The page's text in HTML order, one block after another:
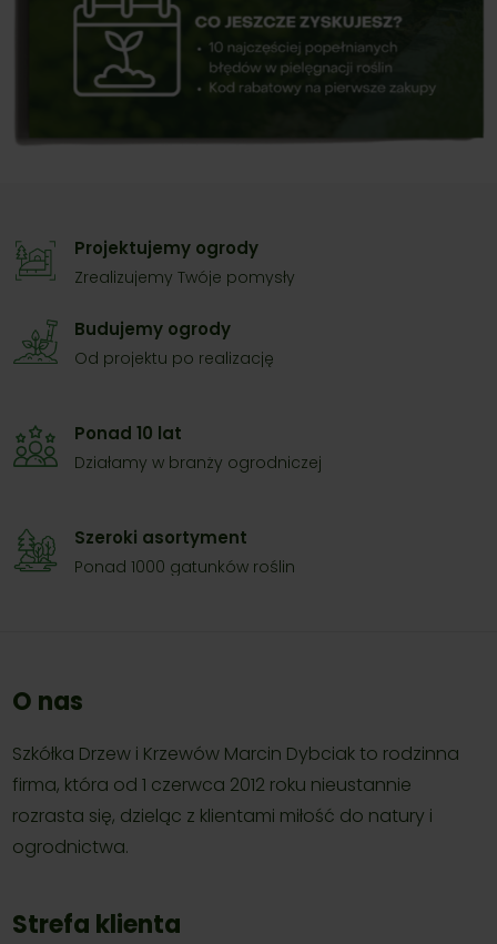
Projektujemy ogrody
Zrealizujemy Twóje pomysły
Budujemy ogrody
Od projektu po realizację
Ponad 10 lat
Działamy w branży ogrodniczej
Szeroki asortyment
Ponad 1000 gatunków roślin
O nas
Szkółka Drzew i Krzewów Marcin Dybciak to rodzinna
firma, która od 1 czerwca 2012 roku nieustannie
rozrasta się, dzieląc z klientami miłość do natury i
ogrodnictwa.
Strefa klienta